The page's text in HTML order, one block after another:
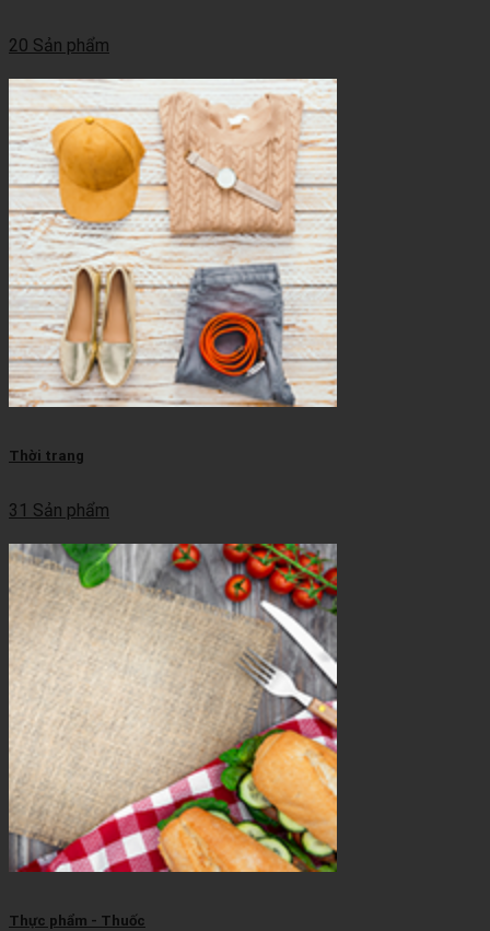
20 Sản phẩm
Thời trang
31 Sản phẩm
Thực phẩm - Thuốc